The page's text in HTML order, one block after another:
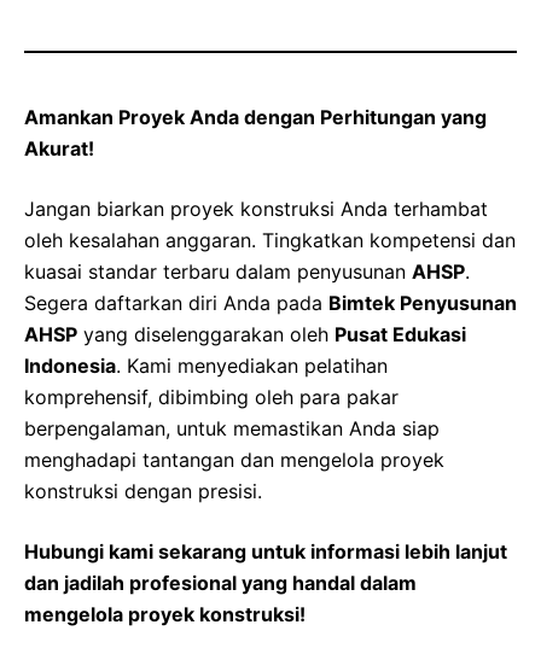
Amankan Proyek Anda dengan Perhitungan yang
Akurat!
Jangan biarkan proyek konstruksi Anda terhambat
oleh kesalahan anggaran. Tingkatkan kompetensi dan
kuasai standar terbaru dalam penyusunan AHSP.
Segera daftarkan diri Anda pada Bimtek Penyusunan
AHSP yang diselenggarakan oleh Pusat Edukasi
Indonesia. Kami menyediakan pelatihan
komprehensif, dibimbing oleh para pakar
berpengalaman, untuk memastikan Anda siap
menghadapi tantangan dan mengelola proyek
konstruksi dengan presisi.
Hubungi kami sekarang untuk informasi lebih lanjut
dan jadilah profesional yang handal dalam
mengelola proyek konstruksi!